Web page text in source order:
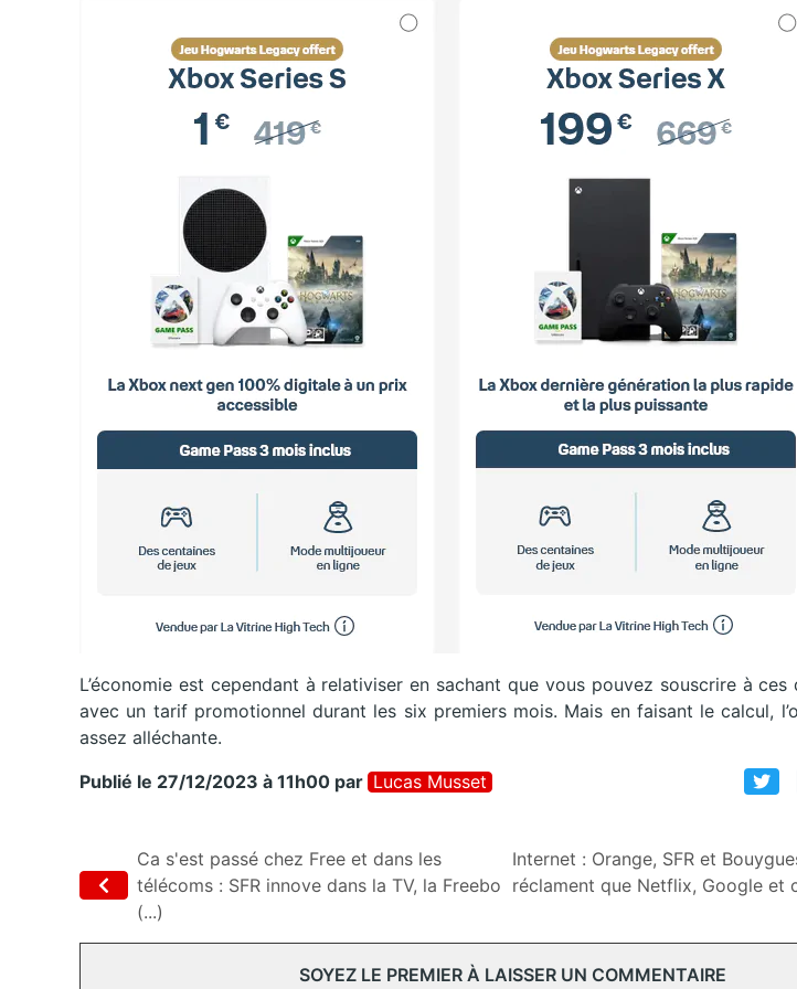
L’économie est cependant à relativiser en sachant que vous pouvez souscrire à
avec un tarif promotionnel durant les six premiers mois. Mais en faisant le calcul,
assez alléchante.
Publié le 27/12/2023 à 11h00 par Lucas Musset
Ca s'est passé chez Free et dans les
télécoms : SFR innove dans la TV, la Freebo
(...)
Internet : Orange, SFR et
réclament que Netflix, Google et
SOYEZ LE PREMIER À LAISSER UN COMMENTAIRE